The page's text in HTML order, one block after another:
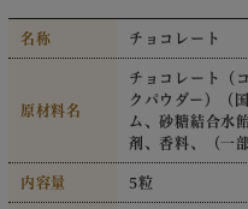
名称 チョコレート
原材料名
チョコレート（
クパウダー）（
ム、砂糖結合水
剤、香料、（一
内容量 5粒